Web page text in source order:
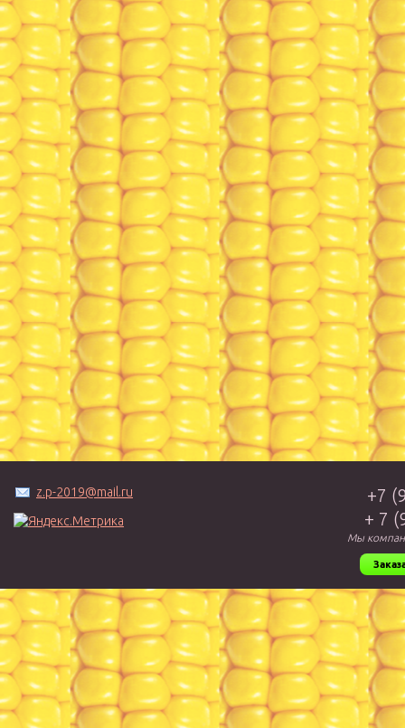
z.p-2019@mail.ru
+7
+ 7
Мы